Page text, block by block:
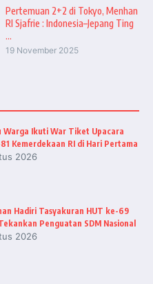
Pertemuan 2+2 di Tokyo, Menhan
RI Sjafrie : Indonesia–Jepang Ting
...
19 November 2025
Warga Ikuti War Tiket Upacara
Kemerdekaan RI di Hari Pertama
2026
Hadiri Tasyakuran HUT ke-69
Penguatan SDM Nasional
2026